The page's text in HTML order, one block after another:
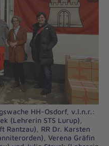
HH-Osdorf, v.l.n.r.:
(Lehrerin STS Lurup),
Rantzau), RR Dr. Karsten
Verena Gräfin